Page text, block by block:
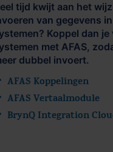
tijd kwijt aan het
van gegevens
Koppel dan
met AFAS,
dubbel invoert.
AFAS Koppelingen
AFAS Vertaalmodule
BrynQ Integration